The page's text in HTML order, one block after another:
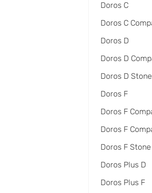
Doros C
Doros C
Doros D
Doros D
Doros D Stone
Doros F
Doros F
Doros F
Doros F
Doros Plus D
Doros Plus F